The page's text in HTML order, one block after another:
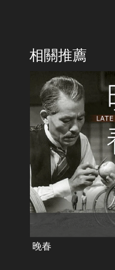
相關推薦
演員
原節子 笠智眾
類別
日本
晚春